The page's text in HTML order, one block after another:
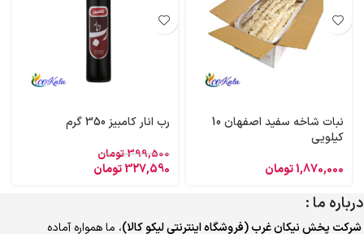
نبات شاخه سفید اصفهان 10
کیلویی
1,870,000تومان
رب انار کامبیز 350 گرم
399,500تومان
327,590تومان
درباره ما :
شرکت پخش نیکان غرب (فروشگاه اینترنتی لیکو کالا)، ما همواره آماده